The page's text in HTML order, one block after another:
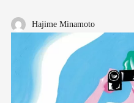
Hajime Minamoto